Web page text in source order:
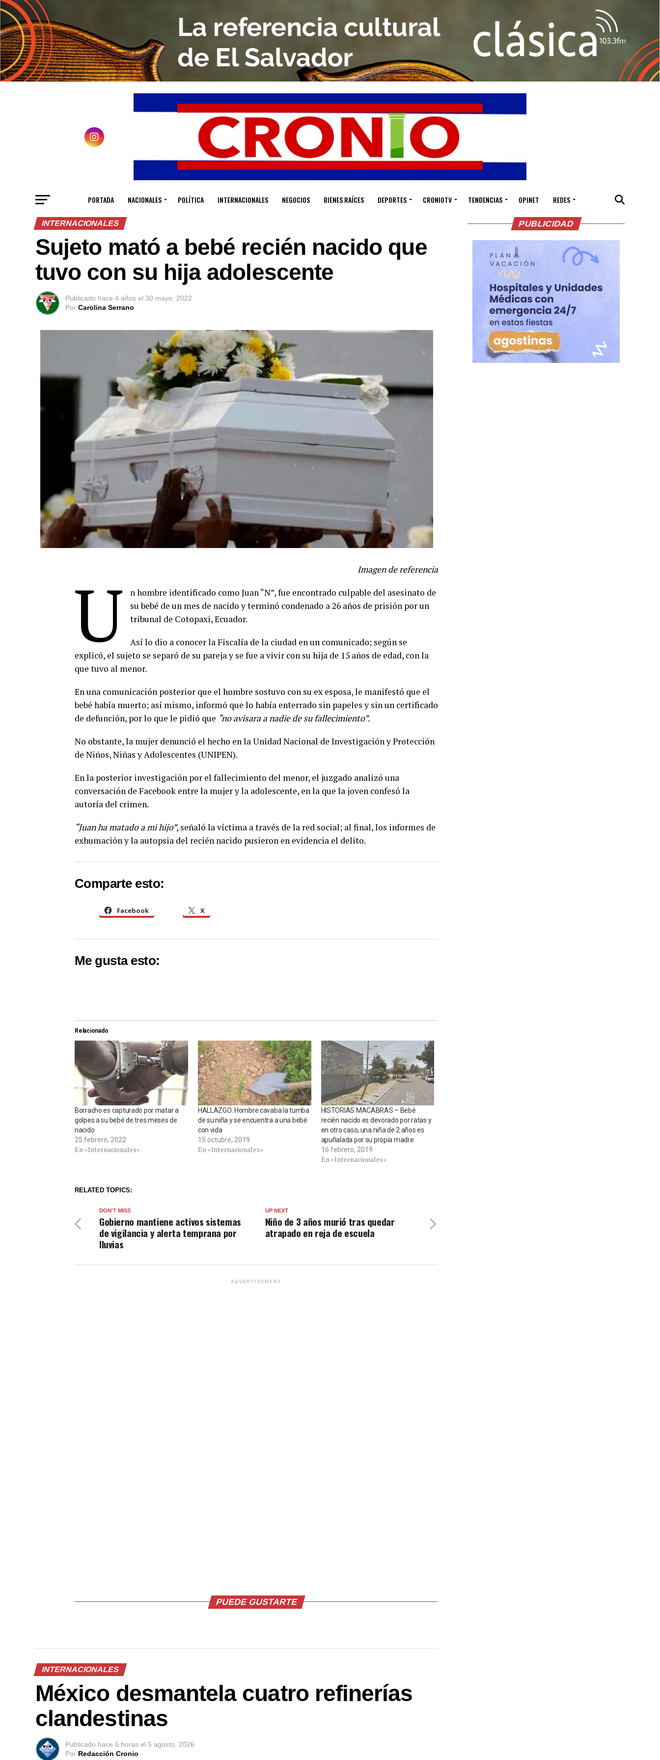
PORTADA NACIONALES POLÍTICA INTERNACIONALES NEGOCIOS BIENES RAÍCES DEPORTES CRONIOTV TENDENCIAS OPINET REDES
INTERNACIONALES
Sujeto mató a bebé recién nacido que
tuvo con su hija adolescente
Publicado hace 4 años el 30 mayo, 2022
Por Carolina Serrano
Imagen de referencia
U
n hombre identificado como Juan “N”, fue encontrado culpable del asesinato de
su bebé de un mes de nacido y terminó condenado a 26 años de prisión por un
tribunal de Cotopaxi, Ecuador.
Así lo dio a conocer la Fiscalía de la ciudad en un comunicado; según se
explicó, el sujeto se separó de su pareja y se fue a vivir con su hija de 15 años de edad, con la
que tuvo al menor.
En una comunicación posterior que el hombre sostuvo con su ex esposa, le manifestó que el
bebé había muerto; así mismo, informó que lo había enterrado sin papeles y sin un certificado
de defunción, por lo que le pidió que “no avisara a nadie de su fallecimiento”.
No obstante, la mujer denunció el hecho en la Unidad Nacional de Investigación y Protección
de Niños, Niñas y Adolescentes (UNIPEN).
En la posterior investigación por el fallecimiento del menor, el juzgado analizó una
conversación de Facebook entre la mujer y la adolescente, en la que la joven confesó la
autoría del crimen.
“Juan ha matado a mi hijo”, señaló la víctima a través de la red social; al final, los informes de
exhumación y la autopsia del recién nacido pusieron en evidencia el delito.
Comparte esto:
Facebook X
Me gusta esto:
Relacionado
Borracho es capturado por matar a
golpes a su bebé de tres meses de
nacido
25 febrero, 2022
En «Internacionales»
HALLAZGO: Hombre cavaba la tumba
de su niña y se encuentra a una bebé
con vida
15 octubre, 2019
En «Internacionales»
HISTORIAS MACABRAS – Bebé
recién nacido es devorado por ratas y
en otro caso, una niña de 2 años es
apuñalada por su propia madre
16 febrero, 2019
En «Internacionales»
RELATED TOPICS:
UP NEXT
Niño de 3 años murió tras quedar
atrapado en reja de escuela
DON'T MISS
Gobierno mantiene activos sistemas
de vigilancia y alerta temprana por
lluvias
ADVERTISEMENT
PUEDE GUSTARTE
INTERNACIONALES
México desmantela cuatro refinerías
clandestinas
Publicado hace 6 horas el 5 agosto, 2026
Por Redacción Cronio
PUBLICIDAD